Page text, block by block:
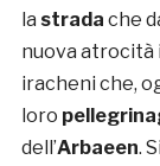
la strada che
nuova atrocità
iracheni che,
loro
dell’Arbaeen.